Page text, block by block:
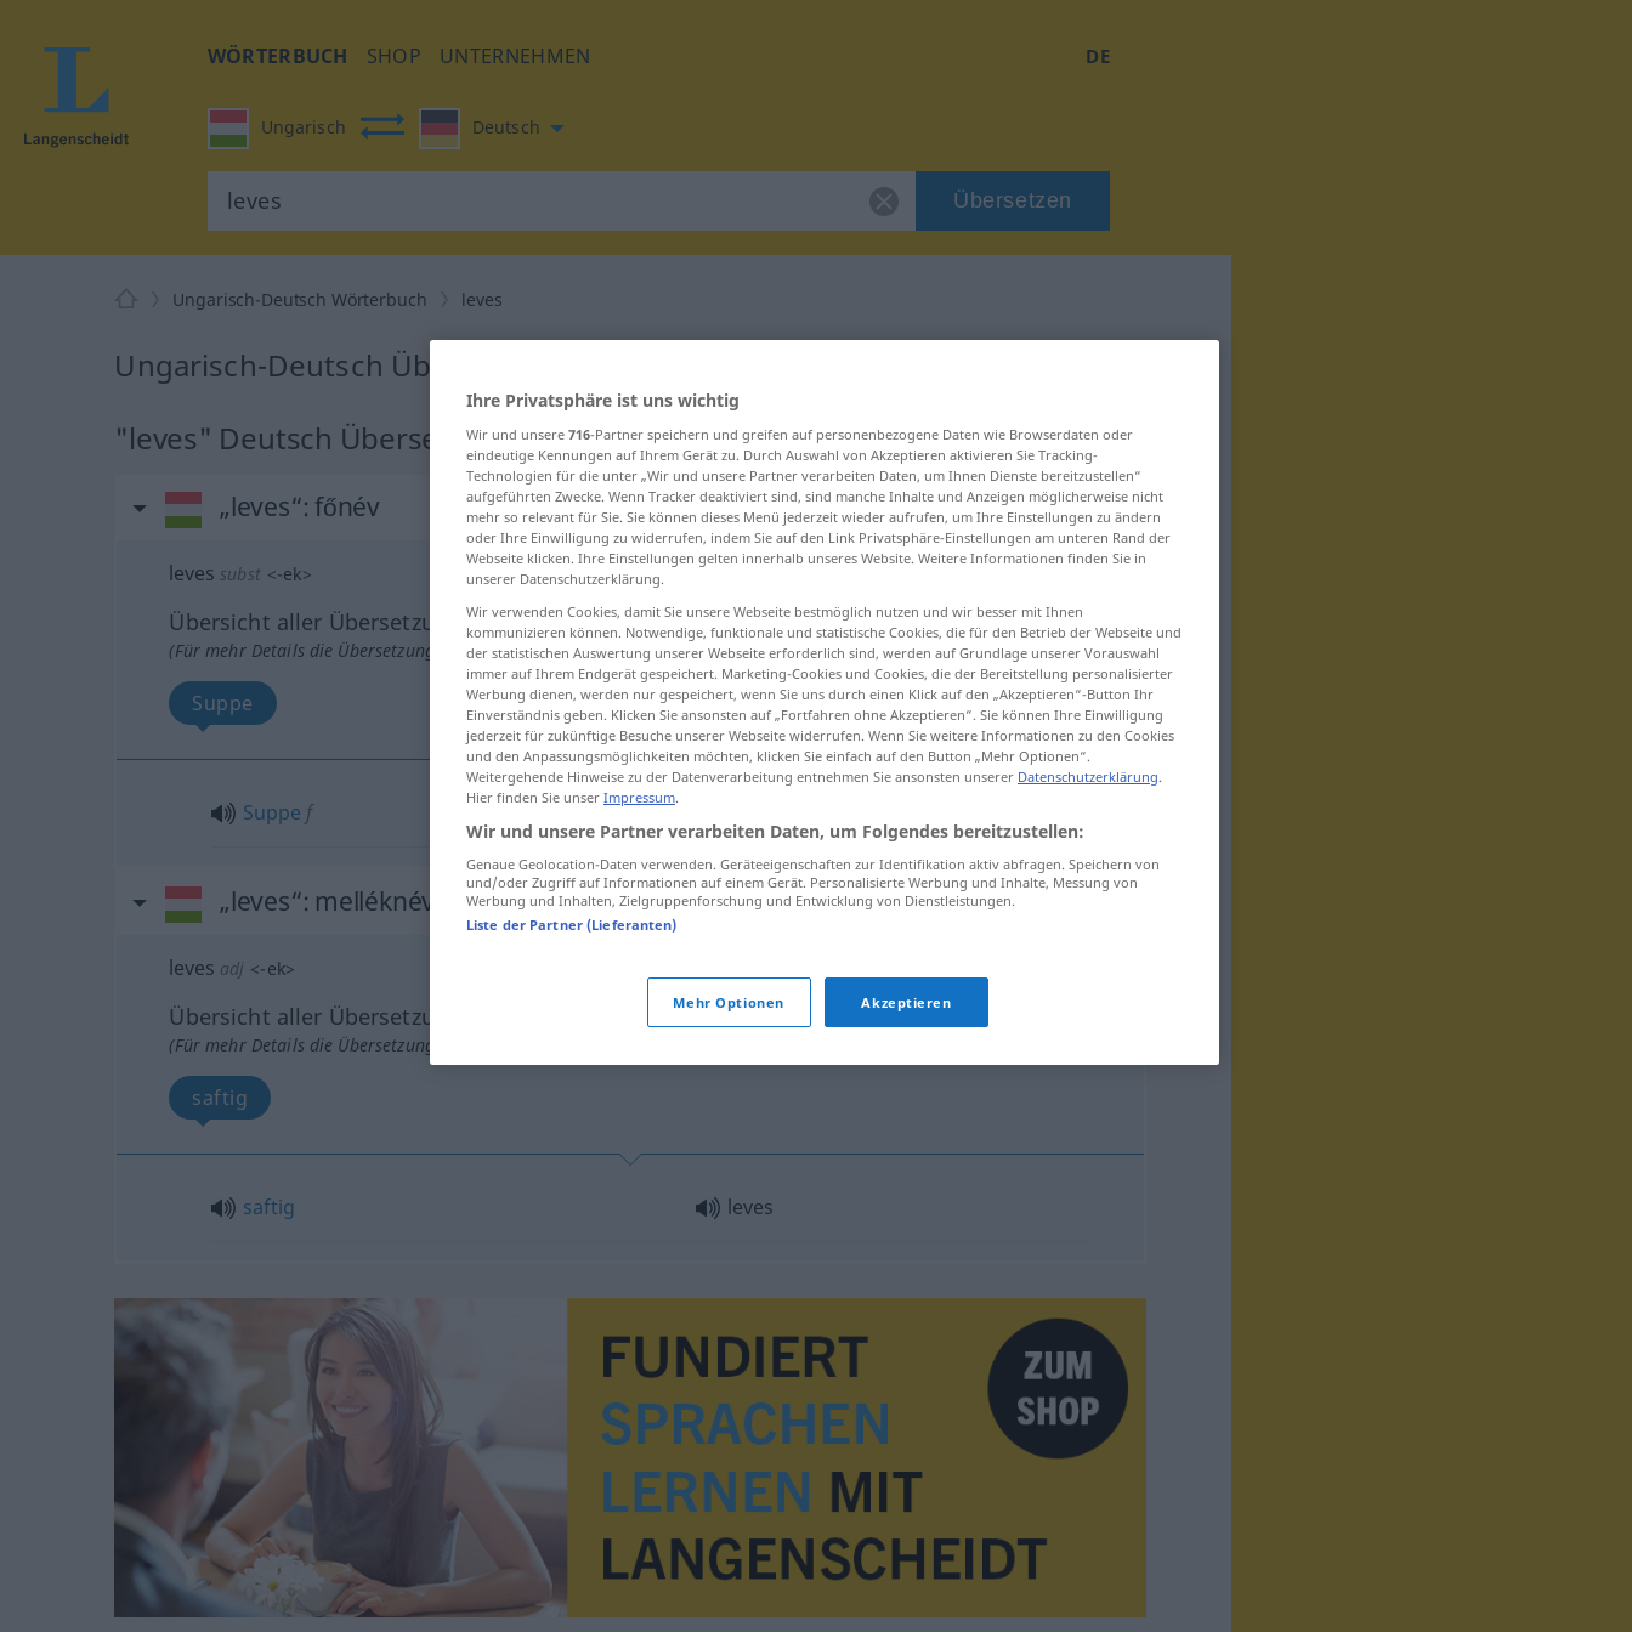
WÖRTERBUCH SHOP UNTERNEHMEN DE
Ungarisch Deutsch
Übersetzen
Ungarisch-Deutsch Wörterbuch leves
Ungarisch-Deutsch Übersetzung für "leves"
"leves" Deutsch Übersetzung
„leves“: főnév
leves subst <-ek>
Übersicht aller Übersetzungen
(Für mehr Details die Übersetzung anklicken/antippen)
Suppe
Suppe f
„leves“: melléknév
leves adj <-ek>
Übersicht aller Übersetzungen
(Für mehr Details die Übersetzung anklicken/antippen)
saftig
saftig leves
Ihre Privatsphäre ist uns wichtig
Wir und unsere 716-Partner speichern und greifen auf personenbezogene Daten wie Browserdaten oder
eindeutige Kennungen auf Ihrem Gerät zu. Durch Auswahl von Akzeptieren aktivieren Sie Tracking-
Technologien für die unter „Wir und unsere Partner verarbeiten Daten, um Ihnen Dienste bereitzustellen“
aufgeführten Zwecke. Wenn Tracker deaktiviert sind, sind manche Inhalte und Anzeigen möglicherweise nicht
mehr so relevant für Sie. Sie können dieses Menü jederzeit wieder aufrufen, um Ihre Einstellungen zu ändern
oder Ihre Einwilligung zu widerrufen, indem Sie auf den Link Privatsphäre-Einstellungen am unteren Rand der
Webseite klicken. Ihre Einstellungen gelten innerhalb unseres Website. Weitere Informationen finden Sie in
unserer Datenschutzerklärung.
Wir verwenden Cookies, damit Sie unsere Webseite bestmöglich nutzen und wir besser mit Ihnen
kommunizieren können. Notwendige, funktionale und statistische Cookies, die für den Betrieb der Webseite und
der statistischen Auswertung unserer Webseite erforderlich sind, werden auf Grundlage unserer Vorauswahl
immer auf Ihrem Endgerät gespeichert. Marketing-Cookies und Cookies, die der Bereitstellung personalisierter
Werbung dienen, werden nur gespeichert, wenn Sie uns durch einen Klick auf den „Akzeptieren“-Button Ihr
Einverständnis geben. Klicken Sie ansonsten auf „Fortfahren ohne Akzeptieren“. Sie können Ihre Einwilligung
jederzeit für zukünftige Besuche unserer Webseite widerrufen. Wenn Sie weitere Informationen zu den Cookies
und den Anpassungsmöglichkeiten möchten, klicken Sie einfach auf den Button „Mehr Optionen“.
Weitergehende Hinweise zu der Datenverarbeitung entnehmen Sie ansonsten unserer Datenschutzerklärung.
Hier finden Sie unser Impressum.
Wir und unsere Partner verarbeiten Daten, um Folgendes bereitzustellen:
Genaue Geolocation-Daten verwenden. Geräteeigenschaften zur Identifikation aktiv abfragen. Speichern von
und/oder Zugriff auf Informationen auf einem Gerät. Personalisierte Werbung und Inhalte, Messung von
Werbung und Inhalten, Zielgruppenforschung und Entwicklung von Dienstleistungen.
Liste der Partner (Lieferanten)
Mehr Optionen Akzeptieren